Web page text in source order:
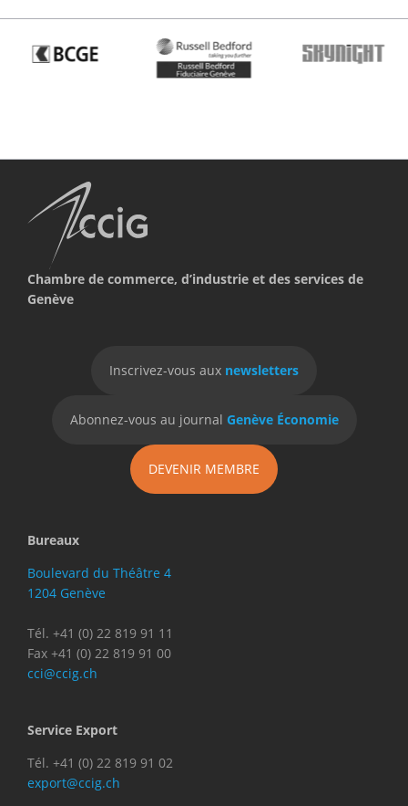
Chambre de commerce, d’industrie et des services de
Genève
Inscrivez-vous aux newsletters
Abonnez-vous au journal Genève Économie
DEVENIR MEMBRE
Bureaux
Boulevard du Théâtre 4
1204 Genève
Tél. +41 (0) 22 819 91 11
Fax +41 (0) 22 819 91 00
cci@ccig.ch
Service Export
Tél. +41 (0) 22 819 91 02
export@ccig.ch